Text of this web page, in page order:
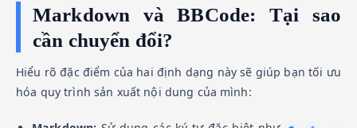
Markdown và BBCode: Tại sao
cần chuyển đổi?
Hiểu rõ đặc điểm của hai định dạng này sẽ giúp bạn tối ưu
hóa quy trình sản xuất nội dung của mình: